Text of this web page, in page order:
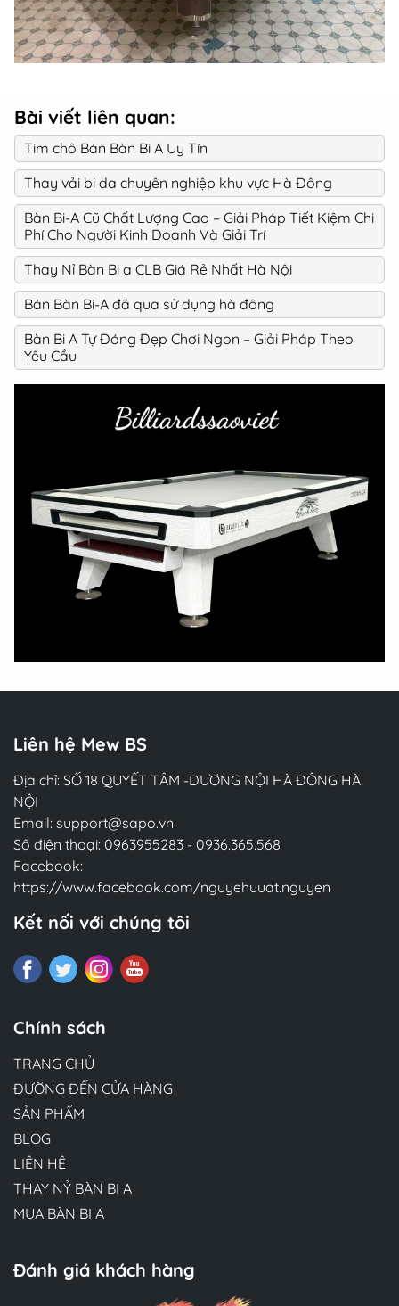
Bài viết liên quan:
Tim chô Bán Bàn Bi A Uy Tín
Thay vải bi da chuyên nghiệp khu vực Hà Đông
Bàn Bi-A Cũ Chất Lượng Cao – Giải Pháp Tiết Kiệm Chi
Phí Cho Người Kinh Doanh Và Giải Trí
Thay Nỉ Bàn Bi a CLB Giá Rẻ Nhất Hà Nội
Bán Bàn Bi-A đã qua sử dụng hà đông
Bàn Bi A Tự Đóng Đẹp Chơi Ngon – Giải Pháp Theo
Yêu Cầu
Liên hệ Mew BS
Địa chỉ: SỐ 18 QUYẾT TÂM -DƯƠNG NỘI HÀ ĐÔNG HÀ
NỘI
Email: support@sapo.vn
Số điện thoại: 0963955283 - 0936.365.568
Facebook:
https://www.facebook.com/nguyehuuat.nguyen
Kết nối với chúng tôi
Chính sách
TRANG CHỦ
ĐƯỜNG ĐẾN CỬA HÀNG
SẢN PHẨM
BLOG
LIÊN HỆ
THAY NỶ BÀN BI A
MUA BÀN BI A
Đánh giá khách hàng